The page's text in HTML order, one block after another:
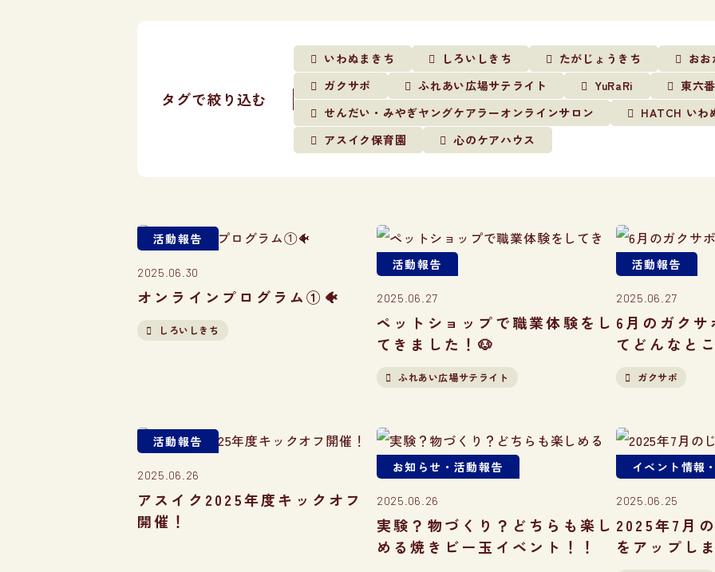
タグで絞り込む
いわぬまきち しろいしきち たがじょうきち
お
ガクサポ
ふれあい広場サテライト YuRaRi
東六
せんだい・みやぎヤングケアラーオンラインサロン
HATCH いわ
アスイク保育園
心のケアハウス
活動報告
2025.06.30
オンラインプログラム①🐠
しろいしきち
活動報告
2025.06.27
ペットショップで職業体験をし
てきました！🐶
ふれあい広場サテライト
活動報告
2025.06.27
6月のガク
てどんなと
ガクサポ
活動報告
2025.06.26
アスイク2025年度キックオフ
開催！
お知らせ・活動報告
2025.06.26
実験？物づくり？どちらも楽し
める焼きビー玉イベント！！
イベント情報
2025.06.25
2025年7月
をアップし